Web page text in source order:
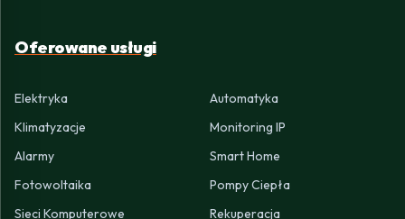
Oferowane usługi
Elektryka
Automatyka
Klimatyzacje
Monitoring IP
Alarmy
Smart Home
Fotowoltaika
Pompy Ciepła
Sieci Komputerowe
Rekuperacja